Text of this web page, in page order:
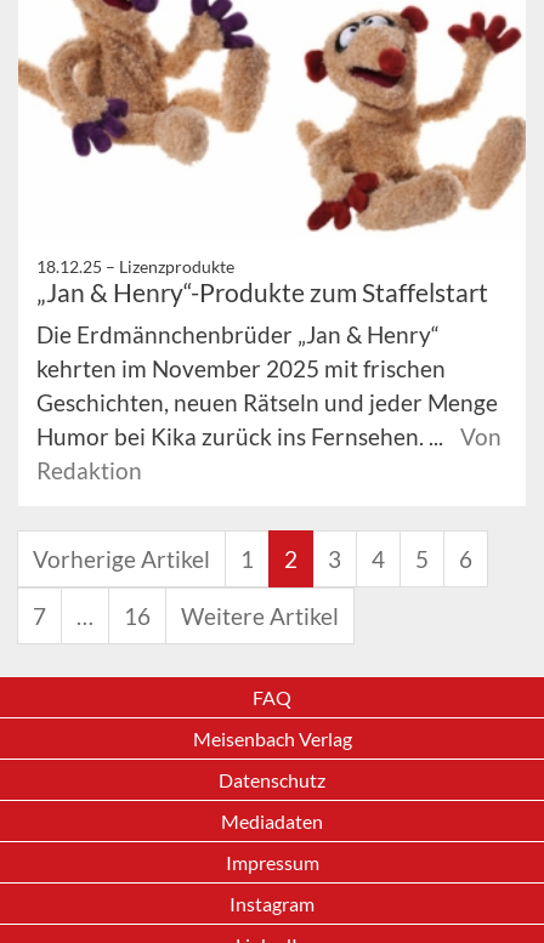
18.12.25 – Lizenzprodukte
„Jan & Henry“-Produkte zum Staffelstart
Die Erdmännchenbrüder „Jan & Henry“
kehrten im November 2025 mit frischen
Geschichten, neuen Rätseln und jeder Menge
Humor bei Kika zurück ins Fernsehen. ...
Von
Redaktion
Vorherige Artikel 1 2 3 4 5 6
7 … 16 Weitere Artikel
FAQ
Meisenbach Verlag
Datenschutz
Mediadaten
Impressum
Instagram